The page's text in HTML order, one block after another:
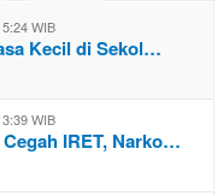
WIB
Kecil di Sekol…
WIB
IRET, Narko…